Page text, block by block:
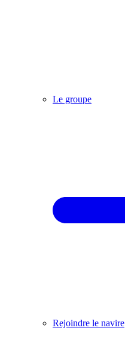
Le groupe
Rejoindre le navire